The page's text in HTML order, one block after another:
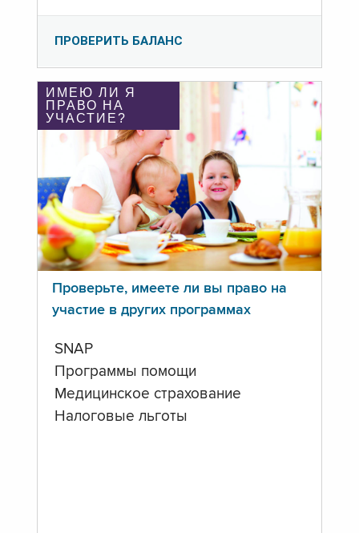
ПРОВЕРИТЬ БАЛАНС
ИМЕЮ ЛИ Я
ПРАВО НА
УЧАСТИЕ?
Проверьте, имеете ли вы право на
участие в других программах
SNAP
Программы помощи
Медицинское страхование
Налоговые льготы